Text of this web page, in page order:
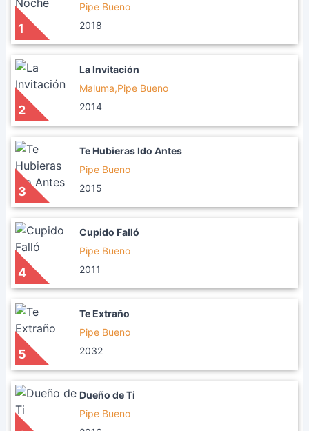
1
Pipe Bueno
2018
2
La Invitación
Maluma,Pipe Bueno
2014
3
Te Hubieras Ido Antes
Pipe Bueno
2015
4
Cupido Falló
Pipe Bueno
2011
5
Te Extraño
Pipe Bueno
2032
Dueño de Ti
Pipe Bueno